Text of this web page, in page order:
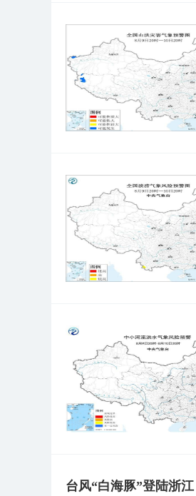
台风“白海豚”登陆浙江